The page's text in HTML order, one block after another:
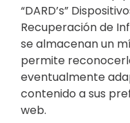
“DARD’s”
Recuperación de
se almacenan un
permite
eventualmente
contenido a sus
web.